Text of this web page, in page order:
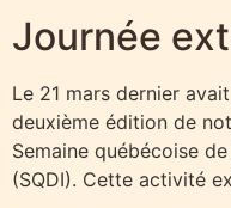
Journée
Le 21 mars dernier
deuxième édition de
Semaine québécoise
(SQDI). Cette activité